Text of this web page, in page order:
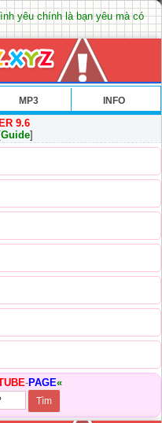
yêu chính là bạn yêu mà có
MP3 INFO
9.6
Guide]
-PAGE«